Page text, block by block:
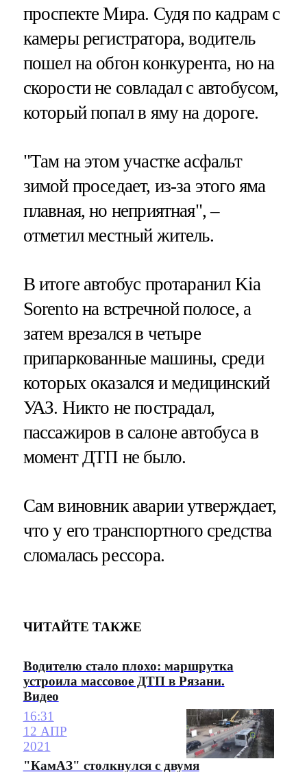
проспекте Мира. Судя по кадрам с
камеры регистратора, водитель
пошел на обгон конкурента, но на
скорости не совладал с автобусом,
который попал в яму на дороге.
"Там на этом участке асфальт
зимой проседает, из-за этого яма
плавная, но неприятная", –
отметил местный житель.
В итоге автобус протаранил Kia
Sorento на встречной полосе, а
затем врезался в четыре
припаркованные машины, среди
которых оказался и медицинский
УАЗ. Никто не пострадал,
пассажиров в салоне автобуса в
момент ДТП не было.
Сам виновник аварии утверждает,
что у его транспортного средства
сломалась рессора.
ЧИТАЙТЕ ТАКЖЕ
Водителю стало плохо: маршрутка
устроила массовое ДТП в Рязани.
Видео
16:31
12 АПР
2021
"КамАЗ" столкнулся с двумя